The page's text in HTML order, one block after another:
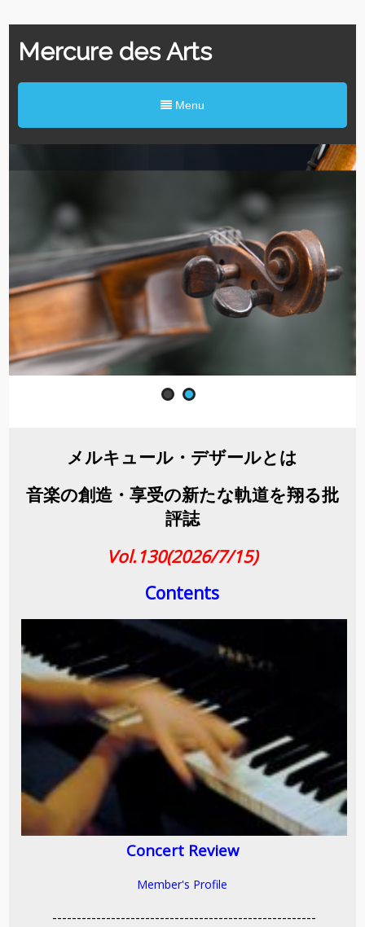
Mercure des Arts
Menu
メルキュール・デザールとは
音楽の創造・享受の新たな軌道を翔る批
評誌
Vol.130(2026/7/15)
Contents
Concert Review
Member's Profile
------------------------------------------------------